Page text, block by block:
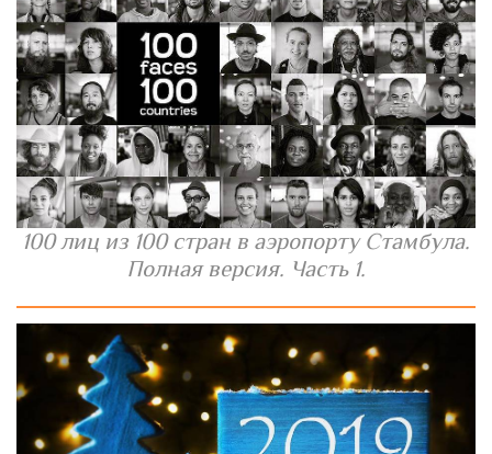
100 лиц из 100 стран в аэропорту Стамбула.
Полная версия. Часть 1.